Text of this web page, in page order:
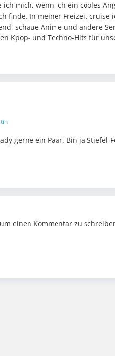
mich, wenn ich ein cooles
finde. In meiner Freizeit cruise
schaue Anime und andere
Kpop- und Techno-Hits für
gerne ein Paar. Bin ja Stiefel-
um einen Kommentar zu